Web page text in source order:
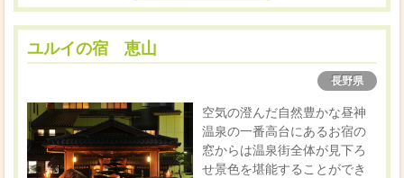
ユルイの宿 恵山
長野県
空気の澄んだ自然豊かな昼神
温泉の一番高台にあるお宿の
窓からは温泉街全体が見下ろ
せ景色を堪能することができ